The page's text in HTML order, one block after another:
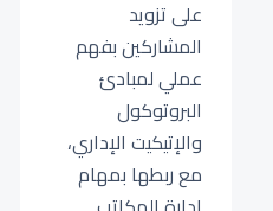
على تزويد
المشاركين بفهم
عملي لمبادئ
البروتوكول
والإتيكيت الإداري،
مع ربطها بمهام